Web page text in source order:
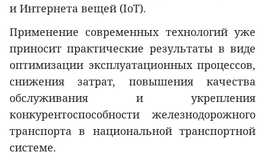
и Интернета вещей (IoT).
Применение современных технологий уже
приносит практические результаты в виде
оптимизации эксплуатационных процессов,
снижения затрат, повышения качества
обслуживания и укрепления
конкурентоспособности железнодорожного
транспорта в национальной транспортной
системе.